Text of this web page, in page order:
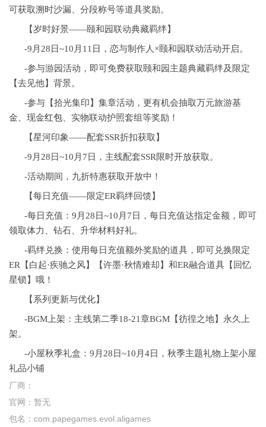
可获取溯时沙漏、分段称号等道具奖励。
【岁时好景——颐和园联动典藏羁绊】
-9月28日~10月11日，恋与制作人×颐和园联动活动开启。
-参与游园活动，即可免费获取颐和园主题典藏羁绊及限定
【去见他】背景。
-参与【拾光集印】集章活动，更有机会抽取万元旅游基
金、现金红包 、实物联动护照套组等奖励！
【星河印象——配套SSR折扣获取】
-9月28日~10月7日，主线配套SSR限时开放获取。
-活动期间，九折特惠获取开放中！
【每日充值——限定ER羁绊回馈】
-每日充值：9月28日~10月7日，每日充值达指定金额，即可
领取体力、钻石、升华材料好礼。
-羁绊兑换：使用每日充值额外奖励的道具，即可兑换限定
ER【白起·疾驰之风】【许墨·秋情难却】和ER融合道具【回忆
星锁】哦！
【系列更新与优化】
-BGM上架：主线第二季18-21章BGM【彷徨之地】永久上
架。
-小屋秋季礼盒：9月28日~10月4日，秋季主题礼物上架小屋
礼品小铺
厂商：
官网： 暂无
包名： com.papegames.evol.aligames